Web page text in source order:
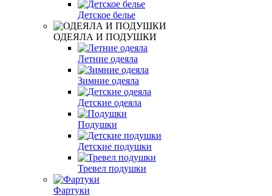
Детское белье
ОДЕЯЛА И ПОДУШКИ
Летние одеяла
Зимние одеяла
Детские одеяла
Подушки
Детские подушки
Тревел подушки
Фартуки